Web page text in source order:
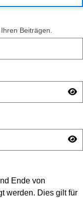
Beiträgen.
Ende von
werden. Dies gilt für